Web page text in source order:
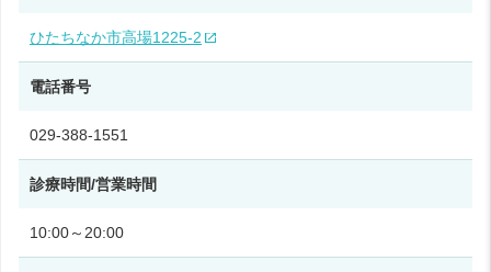
ひたちなか市高場1225-2
電話番号
029-388-1551
診療時間/営業時間
10:00～20:00